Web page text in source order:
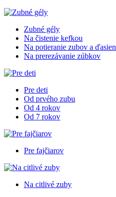
Zubné gély
Na čistenie kefkou
Na potieranie zubov a ďasien
Na prerezávanie zúbkov
Pre deti
Od prvého zubu
Od 4 rokov
Od 7 rokov
Pre fajčiarov
Na citlivé zuby